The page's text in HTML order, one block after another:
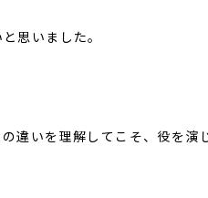
思いました。
いを理解してこそ、役を演